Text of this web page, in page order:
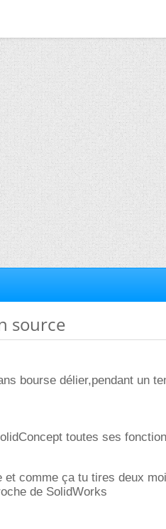
source
bourse délier,pendant un
toutes ses
et comme ça tu tires deux
de SolidWorks